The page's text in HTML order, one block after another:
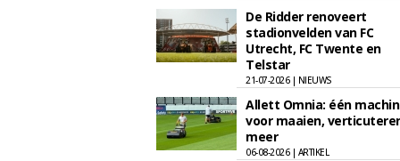
De Ridder renoveert
stadionvelden van FC
Utrecht, FC Twente en
Telstar
21-07-2026 | NIEUWS
Allett Omnia: één
voor maaien,
meer
06-08-2026 | ARTIKEL